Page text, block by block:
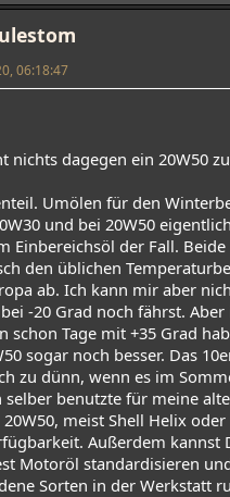
06:18:47
nichts dagegen ein 20W50
Umölen für den
und bei 20W50
Einbereichsöl der Fall. Beide
den üblichen
ab. Ich kann mir aber
-20 Grad noch fährst.
schon Tage mit +35 Grad
sogar noch besser. Das
zu dünn, wenn es im
selber benutzte für meine
meist Shell Helix oder
Außerdem kannst
Motoröl standardisieren
Sorten in der Werkstatt